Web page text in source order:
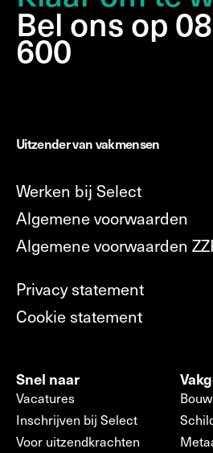
Bel ons op
600
Uitzender van vakmensen
Werken bij Select
Algemene voorwaarden
Algemene voorwaarden
Privacy statement
Cookie statement
Snel naar
Vacatures
Inschrijven bij Select
Voor uitzendkrachten
Bouw